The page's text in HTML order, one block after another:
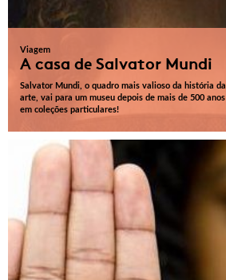
Viagem
A casa de Salvator Mundi
Salvator Mundi, o quadro mais valioso da história da
arte, vai para um museu depois de mais de 500 anos
em coleções particulares!